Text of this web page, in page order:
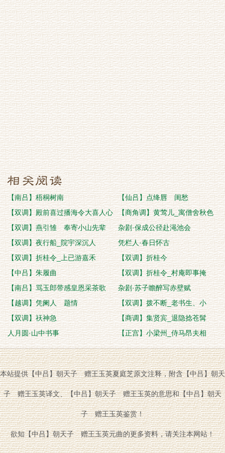
【南吕】梧桐树南
【仙吕】点绛唇 闺愁
【双调】殿前喜过播海令大喜人心 【商角调】黄莺儿_寓僧舍秋色
【双调】燕引雏 奉寄小山先辈
杂剧·保成公径赴渑池会
【双调】夜行船_院宇深沉人
凭栏人·春日怀古
【双调】折桂令_上已游嘉禾
【双调】折桂今
【中吕】朱履曲
【双调】折桂令_村庵即事掩
【南吕】骂玉郎带感皇恩采茶歌
杂剧·苏子瞻醉写赤壁赋
【越调】凭阑人 题情
【双调】拨不断_老书生、小
【双调】祆神急
【商调】集贤宾_退隐捻苍髯
人月圆·山中书事
【正宫】小梁州_侍马昂夫相
本站提供【中吕】朝天子 赠王玉英夏庭芝原文注释，附含【中吕】朝天
子 赠王玉英译文、【中吕】朝天子 赠王玉英的意思和【中吕】朝天
子 赠王玉英鉴赏！
欲知【中吕】朝天子 赠王玉英元曲的更多资料，请关注本网站！